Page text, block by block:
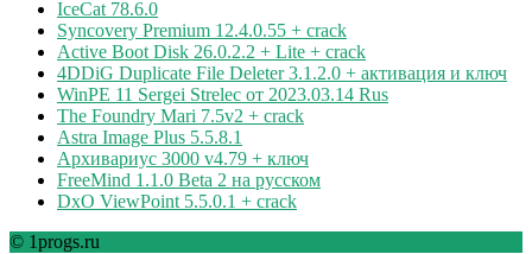
IceCat 78.6.0
Syncovery Premium 12.4.0.55 + crack
Active Boot Disk 26.0.2.2 + Lite + crack
4DDiG Duplicate File Deleter 3.1.2.0 + активация и ключ
WinPE 11 Sergei Strelec от 2023.03.14 Rus
The Foundry Mari 7.5v2 + crack
Astra Image Plus 5.5.8.1
Архивариус 3000 v4.79 + ключ
FreeMind 1.1.0 Beta 2 на русском
DxO ViewPoint 5.5.0.1 + crack
© 1progs.ru